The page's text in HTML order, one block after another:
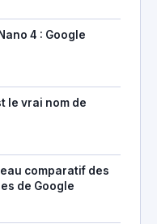
4 : Google
le vrai nom de
comparatif des
de Google